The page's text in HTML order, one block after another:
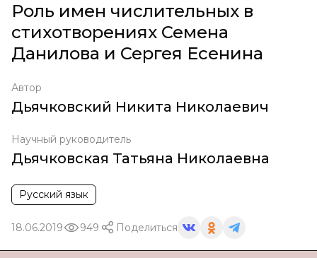
Роль имен числительных в
стихотворениях Семена
Данилова и Сергея Есенина
Автор
Дьячковский Никита Николаевич
Научный руководитель
Дьячковская Татьяна Николаевна
Русский язык
18.06.2019 949 Поделиться